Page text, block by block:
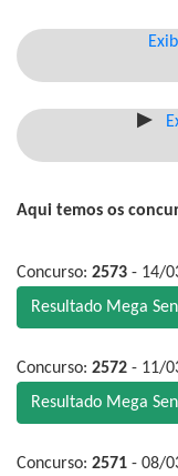
Aqui temos os
Concurso: 2573 - 14/
Resultado Mega
Concurso: 2572 - 11/
Resultado Mega
Concurso: 2571 - 08/